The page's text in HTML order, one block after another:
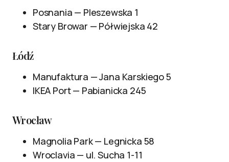
Posnania — Pleszewska 1
Stary Browar — Półwiejska 42
Łódź
Manufaktura — Jana Karskiego 5
IKEA Port — Pabianicka 245
Wrocław
Magnolia Park — Legnicka 58
Wroclavia — ul. Sucha 1-11